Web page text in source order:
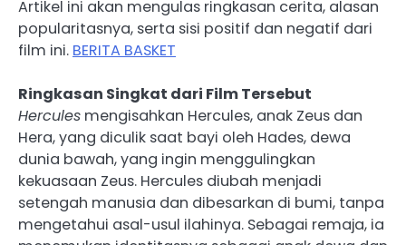
Artikel ini akan mengulas ringkasan cerita, alasan
popularitasnya, serta sisi positif dan negatif dari
film ini. BERITA BASKET
Ringkasan Singkat dari Film Tersebut
Hercules mengisahkan Hercules, anak Zeus dan
Hera, yang diculik saat bayi oleh Hades, dewa
dunia bawah, yang ingin menggulingkan
kekuasaan Zeus. Hercules diubah menjadi
setengah manusia dan dibesarkan di bumi, tanpa
mengetahui asal-usul ilahinya. Sebagai remaja, ia